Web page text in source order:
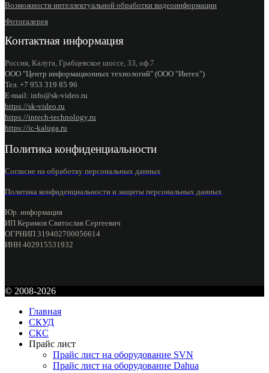
Возможности интеллектуальной обработки видеоинформации
Фотогалерея
Контактная информация
Россия, Калуга, Грабцевское шоссе, 33, оф.7
ООО "Центр информационных технологий" (ООО "Интех")
Тел. +7 953 319 85 96
E-mail: info@sk-video.ru
https://sk-video.ru
https://intech-technology.ru
https://ic-kaluga.ru
Политика конфиденциальности
Согласие на обработку персональных данных
Политика конфиденциальности и защиты персональных данных
Юр. информация
ИП Керимов Святослав Сергеевич
ОГРНИП 319402700056614
ИНН 402915531932
© 2008-2026
Главная
СКУД
СКС
Прайс лист
Прайс лист на оборудование SVN
Прайс лист на оборудование Dahua